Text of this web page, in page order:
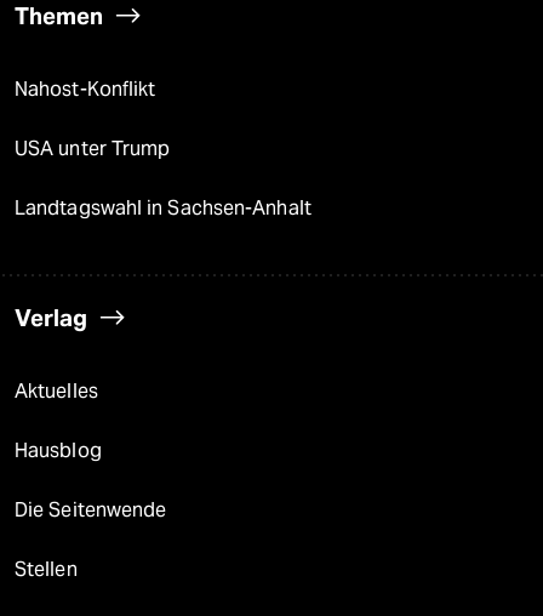
Themen
Nahost-Konflikt
USA unter Trump
Landtagswahl in Sachsen-Anhalt
Verlag
Aktuelles
Hausblog
Die Seitenwende
Stellen